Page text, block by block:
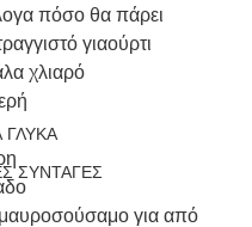
ΓΛΥΚΑ
ΣΥΝΤΑΓΕΣ
πόσο θα πάρει
γιαούρτι
χλιαρό
για από